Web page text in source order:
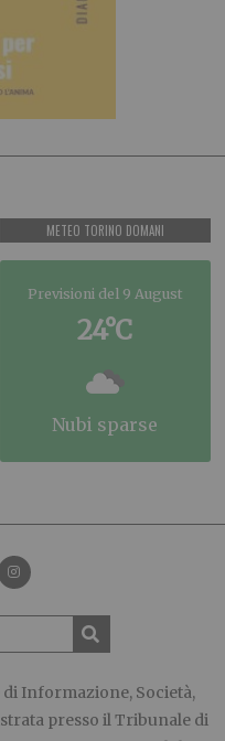
METEO TORINO DOMANI
Previsioni del 9 August
24°C
nubi sparse
Informazione, Società,
presso il Tribunale di